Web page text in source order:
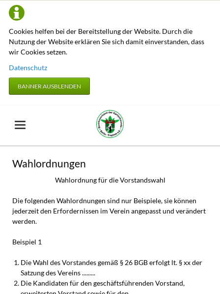
Cookies helfen bei der Bereitstellung der Website. Durch die
Nutzung der Website erklären Sie sich damit einverstanden, dass
wir Cookies setzen.
Datenschutz
BANNER AUSBLENDEN
Wahlordnungen
Wahlordnung für die Vorstandswahl
Die folgenden Wahlordnungen sind nur Beispiele, sie können
jederzeit den Erfordernissen im Verein angepasst und verändert
werden.
Beispiel 1
Die Wahl des Vorstandes gemäß § 26 BGB erfolgt lt. § xx der
Satzung des Vereins .........
Die Kandidaten für den geschäftsführenden Vorstand,